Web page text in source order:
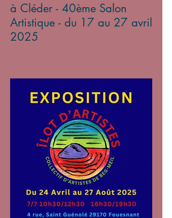
à Cléder - 40ème Salon
Artistique - du 17 au 27 avril
2025